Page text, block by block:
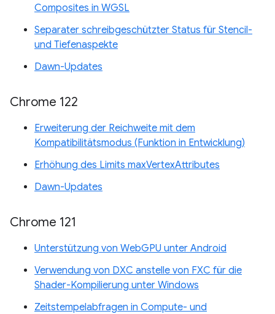
Composites in WGSL
Separater schreibgeschützter Status für Stencil-
und Tiefenaspekte
Dawn-Updates
Chrome 122
Erweiterung der Reichweite mit dem
Kompatibilitätsmodus (Funktion in Entwicklung)
Erhöhung des Limits maxVertexAttributes
Dawn-Updates
Chrome 121
Unterstützung von WebGPU unter Android
Verwendung von DXC anstelle von FXC für die
Shader-Kompilierung unter Windows
Zeitstempelabfragen in Compute- und